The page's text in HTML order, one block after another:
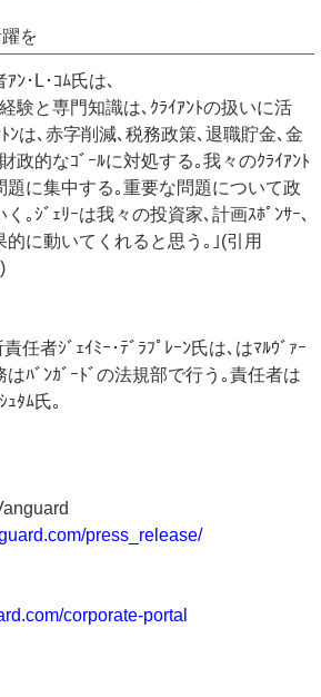
を
ﾝ･L･ｺﾑ氏は､
験と専門知識は､ｸﾗｲｱﾝﾄの扱いに活
ﾝは､赤字削減､税務政策､退職貯金､金
政的なｺﾞｰﾙに対処する｡我々のｸﾗｲｱﾝﾄ
題に集中する｡重要な問題について政
｡ｼﾞｪﾘｰは我々の投資家､計画ｽﾎﾟﾝｻｰ､
に動いてくれると思う｡｣(引用
任者ｼﾞｪｲﾐｰ･ﾃﾞﾗﾌﾟﾚｰﾝ氏は､はﾏﾙｳﾞｧｰ
ﾊﾞﾝｶﾞｰﾄﾞの法規部で行う｡責任者は
ﾀﾑ氏｡
press_release/
corporate-portal